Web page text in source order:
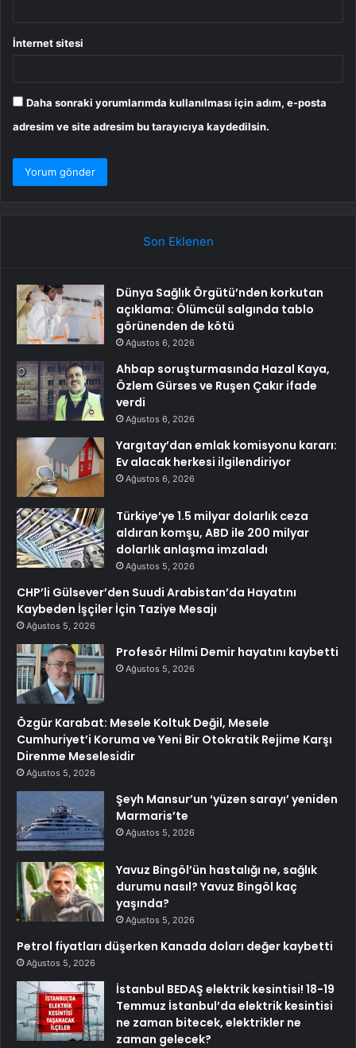
İnternet sitesi
Daha sonraki yorumlarımda kullanılması için adım, e-posta
adresim ve site adresim bu tarayıcıya kaydedilsin.
Son Eklenen
Dünya Sağlık Örgütü’nden korkutan
açıklama: Ölümcül salgında tablo
görünenden de kötü
Ağustos 6, 2026
Ahbap soruşturmasında Hazal Kaya,
Özlem Gürses ve Ruşen Çakır ifade
verdi
Ağustos 6, 2026
Yargıtay’dan emlak komisyonu kararı:
Ev alacak herkesi ilgilendiriyor
Ağustos 6, 2026
Türkiye’ye 1.5 milyar dolarlık ceza
aldıran komşu, ABD ile 200 milyar
dolarlık anlaşma imzaladı
Ağustos 5, 2026
CHP’li Gülsever’den Suudi Arabistan’da Hayatını
Kaybeden İşçiler İçin Taziye Mesajı
Ağustos 5, 2026
Profesör Hilmi Demir hayatını kaybetti
Ağustos 5, 2026
Özgür Karabat: Mesele Koltuk Değil, Mesele
Cumhuriyet’i Koruma ve Yeni Bir Otokratik Rejime Karşı
Direnme Meselesidir
Ağustos 5, 2026
Şeyh Mansur’un ‘yüzen sarayı’ yeniden
Marmaris’te
Ağustos 5, 2026
Yavuz Bingöl’ün hastalığı ne, sağlık
durumu nasıl? Yavuz Bingöl kaç
yaşında?
Ağustos 5, 2026
Petrol fiyatları düşerken Kanada doları değer kaybetti
Ağustos 5, 2026
İstanbul BEDAŞ elektrik kesintisi! 18-19
Temmuz İstanbul’da elektrik kesintisi
ne zaman bitecek, elektrikler ne
zaman gelecek?